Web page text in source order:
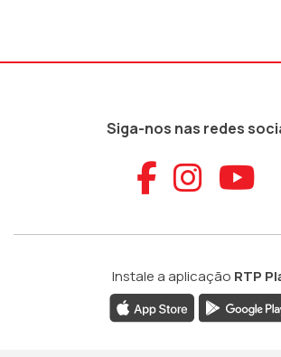
Siga-nos nas redes
Aceder
Instale a aplicação RTP